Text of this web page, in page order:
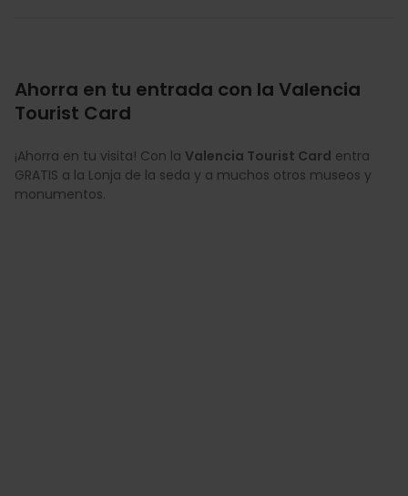
Ahorra en tu entrada con la Valencia
Tourist Card
¡Ahorra en tu visita! Con la Valencia Tourist Card entra
GRATIS a la Lonja de la seda y a muchos otros museos y
monumentos.